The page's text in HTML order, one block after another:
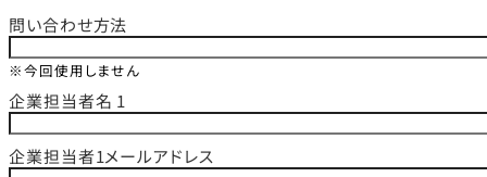
問い合わせ方法
※今回使用しません
企業担当者名 1
企業担当者1メールアドレス